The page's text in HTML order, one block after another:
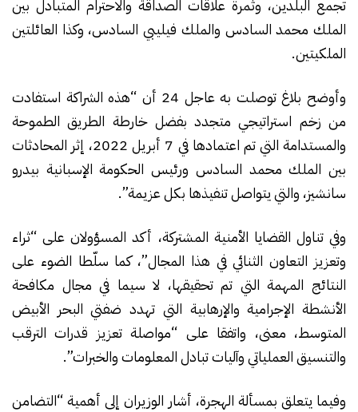
تجمع البلدين، وثمرة علاقات الصداقة والاحترام المتبادل بين
الملك محمد السادس والملك فيليبي السادس، وكذا العائلتين
الملكيتين.
وأوضح بلاغ توصلت به عاجل 24 أن “هذه الشراكة استفادت
من زخم استراتيجي متجدد بفضل خارطة الطريق الطموحة
والمستدامة التي تم اعتمادها في 7 أبريل 2022، إثر المحادثات
بين الملك محمد السادس ورئيس الحكومة الإسبانية بيدرو
سانشيز، والتي يتواصل تنفيذها بكل عزيمة”.
وفي تناول القضايا الأمنية المشتركة، أكد المسؤولان على “ثراء
وتعزيز التعاون الثنائي في هذا المجال”، كما سلّطا الضوء على
النتائج المهمة التي تم تحقيقها، لا سيما في مجال مكافحة
الأنشطة الإجرامية والإرهابية التي تهدد ضفتي البحر الأبيض
المتوسط، معنى، واتفقا على “مواصلة تعزيز قدرات الترقب
والتنسيق العملياتي وآليات تبادل المعلومات والخبرات”.
وفيما يتعلق بمسألة الهجرة، أشار الوزيران إلى أهمية “التضامن